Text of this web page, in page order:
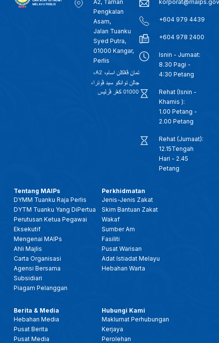
A2, Taman
Pengkalan
Asam,
Jalan Tuanku
Syed Putra,
01000 Kangar,
Perlis
+604 979 4439
+604 978 2400
Isnin - Jumaat:
8.30 Pagi -
4:30 Petang
Rehat (Isnin -
Khamis ):
1.00 Petang -
2.00 Petang
Rehat (Jumaat):
12.15Tengah
Hari - 2.45
Petang
Tentang MAIPs
DYMM Tuanku Raja Perlis
DYTM Tuanku Yang DiPertua
Perutusan Ketua Pegawai
Eksekutif
Mengenai MAIPs
Ahli Majlis
Carta Organisasi
Agensi Bersama
Subsidiari
Piagam Pelanggan
Perkhidmatan
Jenis-Jenis Zakat
Skim Bantuan Zakat
Wakaf
Sumber Am
Fasiliti
Pusat Warisan
Adat Istiadat Melayu
Hebahan Warta
Berita & Media
Hebahan Media
Pusat Berita
Pusat Media
Hubungi Kami
Maklumat Perhubungan
Kerjaya
Perolehan